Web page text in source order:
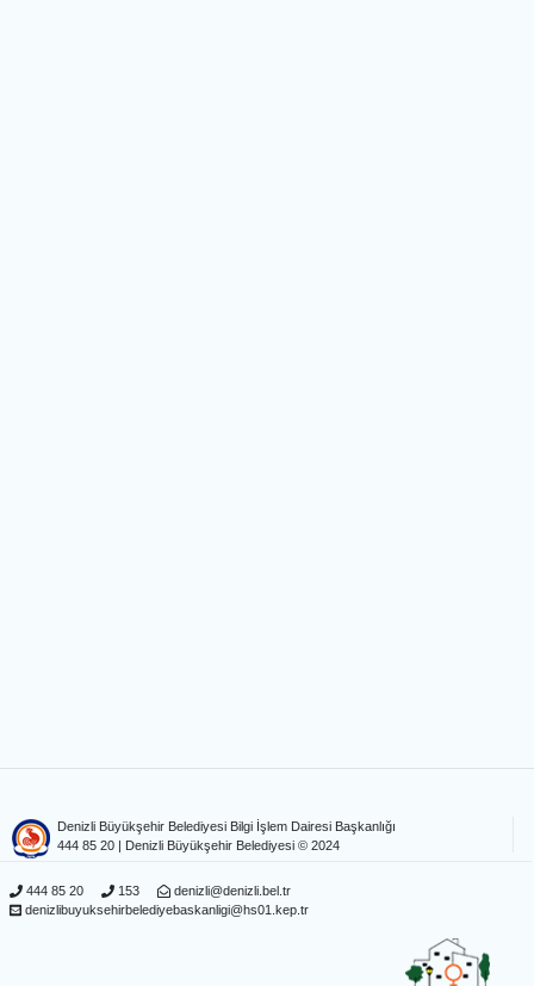
Denizli Büyükşehir Belediyesi Bilgi İşlem Dairesi Başkanlığı
444 85 20
| Denizli Büyükşehir Belediyesi © 2024
444 85 20 153
denizli@denizli.bel.tr
denizlibuyuksehirbelediyebaskanligi@hs01.kep.tr